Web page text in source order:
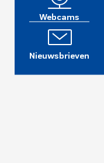
Webcams
Nieuwsbrieven